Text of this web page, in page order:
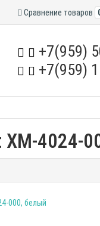
Сравнение товаров
+7(959)
+7(959)
4024-